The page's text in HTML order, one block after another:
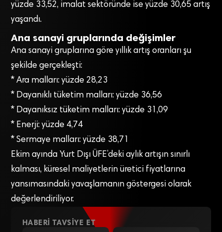
yüzde 33,52, imalat sektöründe ise yüzde 30,65 artış
yaşandı.
Ana sanayi gruplarında değişimler
Ana sanayi gruplarına göre yıllık artış oranları şu
şekilde gerçekleşti:
* Ara malları: yüzde 28,23
* Dayanıklı tüketim malları: yüzde 36,56
* Dayanıksız tüketim malları: yüzde 31,09
* Enerji: yüzde 4,74
* Sermaye malları: yüzde 38,71
Ekim ayında Yurt Dışı ÜFE’deki aylık artışın sınırlı
kalması, küresel maliyetlerin üretici fiyatlarına
yansımasındaki yavaşlamanın göstergesi olarak
değerlendiriliyor.
HABERI TAVSIYE ET